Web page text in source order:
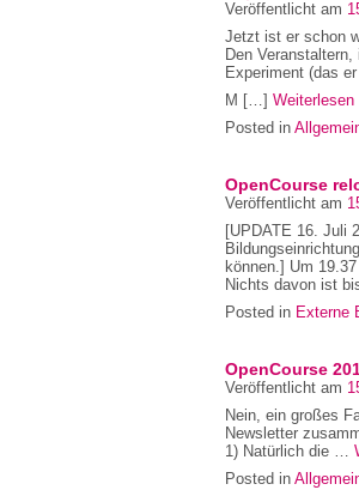
Veröffentlicht am
Jetzt ist er schon
Den
Experiment (das
M […] Weiterlesen
Posted in
OpenCourse
Veröffentlicht am
[UPDATE 16. Juli
können.] Um
Nichts davon ist
Posted in Externe
OpenCourse
Veröffentlicht am
Nein, ein großes
Newsletter
1) Natürlich die …
Posted in